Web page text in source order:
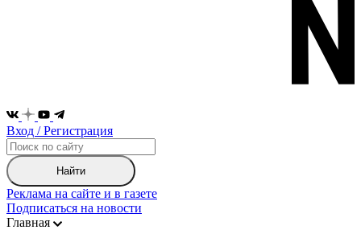
Вход / Регистрация
Найти
Реклама на сайте и в газете
Подписаться на новости
Главная